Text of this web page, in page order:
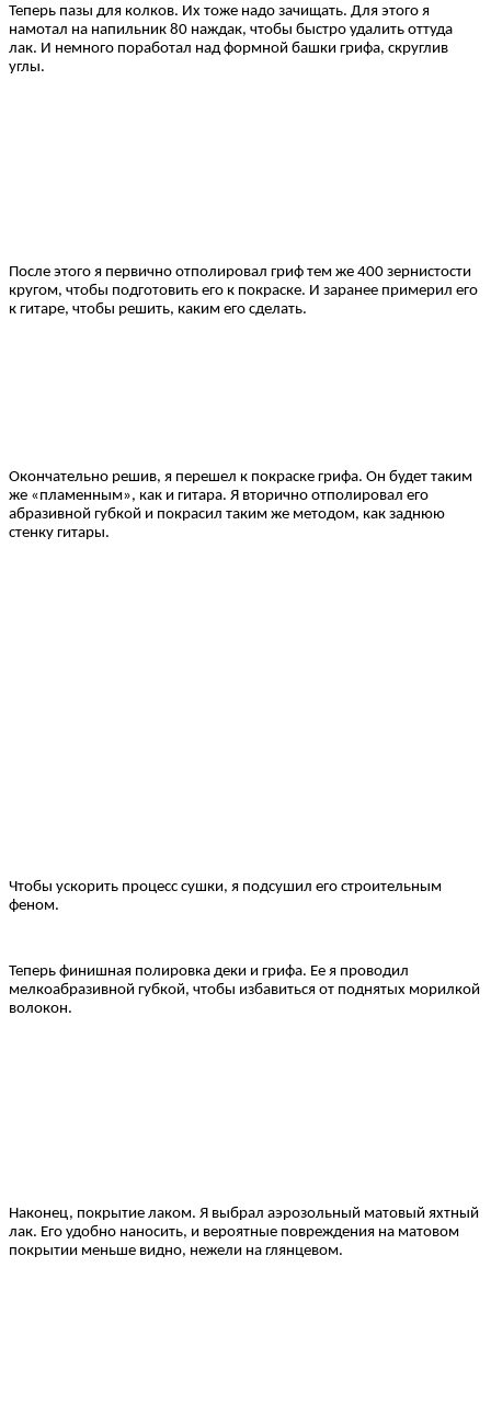
Теперь пазы для колков. Их тоже надо зачищать. Для этого я
намотал на напильник 80 наждак, чтобы быстро удалить оттуда
лак. И немного поработал над формной башки грифа, скруглив
углы.
После этого я первично отполировал гриф тем же 400 зернистости
кругом, чтобы подготовить его к покраске. И заранее примерил его
к гитаре, чтобы решить, каким его сделать.
Окончательно решив, я перешел к покраске грифа. Он будет таким
же «пламенным», как и гитара. Я вторично отполировал его
абразивной губкой и покрасил таким же методом, как заднюю
стенку гитары.
Чтобы ускорить процесс сушки, я подсушил его строительным
феном.
Теперь финишная полировка деки и грифа. Ее я проводил
мелкоабразивной губкой, чтобы избавиться от поднятых морилкой
волокон.
Наконец, покрытие лаком. Я выбрал аэрозольный матовый яхтный
лак. Его удобно наносить, и вероятные повреждения на матовом
покрытии меньше видно, нежели на глянцевом.